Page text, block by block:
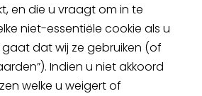
en die u vraagt om in te
niet-essentiële cookie als u
dat wij ze gebruiken (of
Indien u niet akkoord
welke u weigert of